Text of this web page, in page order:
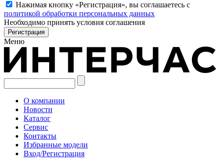
Нажимая кнопку «Регистрация», вы соглашаетесь с
политикой обработки персональных данных
Необходимо принять условия соглашения
Меню
О компании
Новости
Каталог
Сервис
Контакты
Избранные модели
Вход/Регистрация